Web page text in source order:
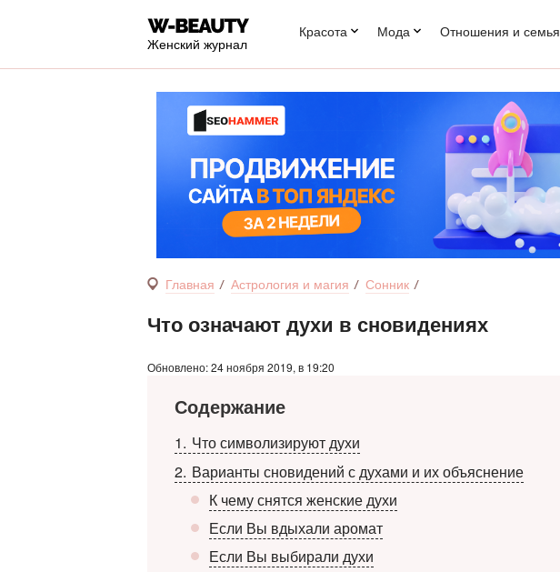
Женский журнал
Красота Мода Отношения и семья
Главная Астрология и магия Сонник
Что означают духи в сновидениях
Обновлено: 24 ноября 2019, в 19:20
Содержание
1
Что символизируют духи
2 Варианты сновидений с духами и их объяснение
К чему снятся женские духи
Если Вы вдыхали аромат
Если Вы выбирали духи